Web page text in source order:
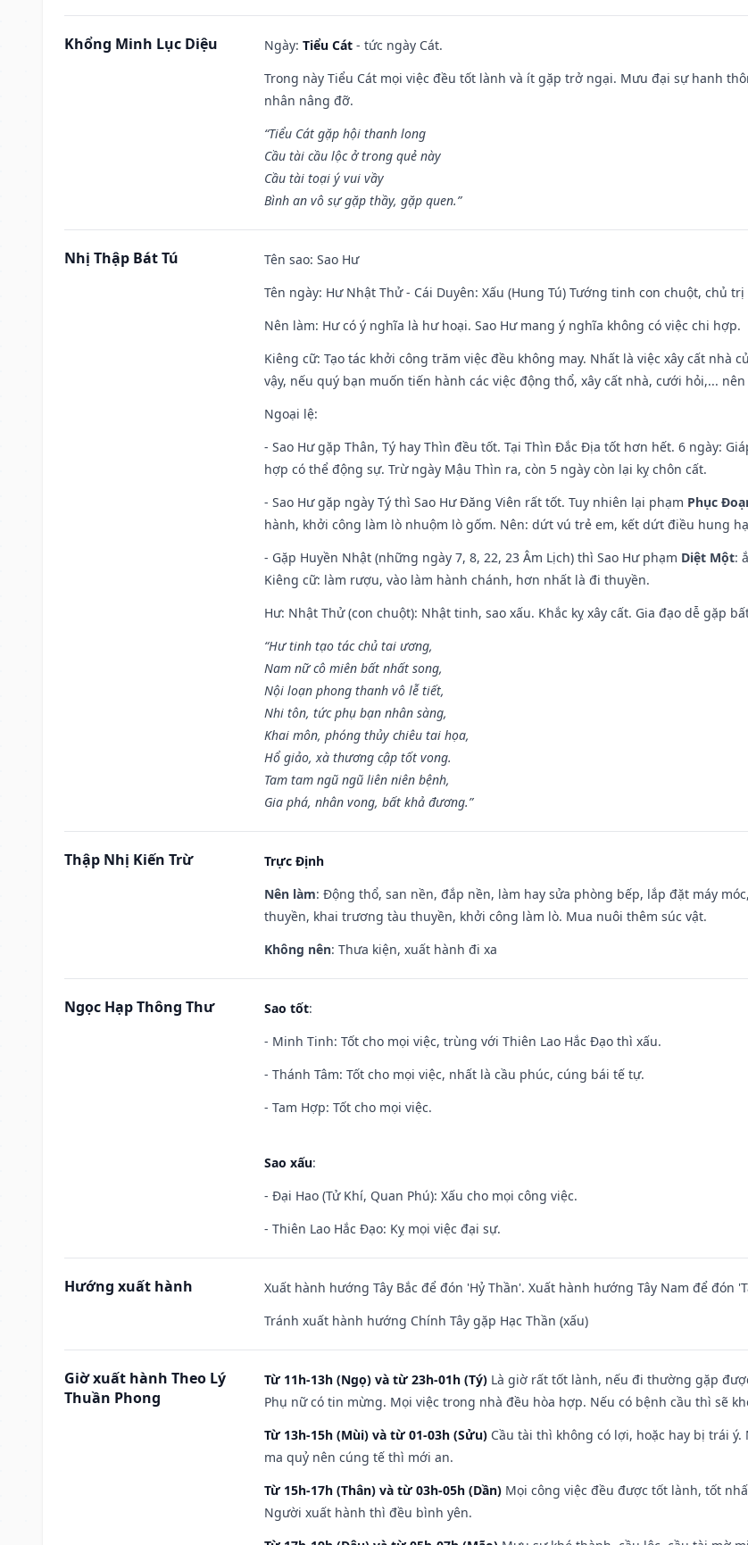
Khổng Minh Lục Diệu Ngày: Tiểu Cát - tức ngày Cát.
Trong này Tiểu Cát mọi việc đều tốt lành và ít gặp trở ngại. Mưu đại sự hanh
nhân nâng đỡ.
“Tiểu Cát gặp hội thanh long
Cầu tài cầu lộc ở trong quẻ này
Cầu tài toại ý vui vầy
Bình an vô sự gặp thầy, gặp quen.”
Nhị Thập Bát Tú Tên sao: Sao Hư
Tên ngày: Hư Nhật Thử - Cái Duyên: Xấu (Hung Tú) Tướng tinh con chuột, chủ
Nên làm: Hư có ý nghĩa là hư hoại. Sao Hư mang ý nghĩa không có việc chi hợp.
Kiêng cữ: Tạo tác khởi công trăm việc đều không may. Nhất là việc xây cất nhà
vậy, nếu quý bạn muốn tiến hành các việc động thổ, xây cất nhà, cưới hỏi,...
Ngoại lệ:
- Sao Hư gặp Thân, Tý hay Thìn đều tốt. Tại Thìn Đắc Địa tốt hơn hết. 6 ngày:
hợp có thể động sự. Trừ ngày Mậu Thìn ra, còn 5 ngày còn lại kỵ chôn cất.
- Sao Hư gặp ngày Tý thì Sao Hư Đăng Viên rất tốt. Tuy nhiên lại phạm Phục
hành, khởi công làm lò nhuộm lò gốm. Nên: dứt vú trẻ em, kết dứt điều hung
- Gặp Huyền Nhật (những ngày 7, 8, 22, 23 Âm Lịch) thì Sao Hư phạm Diệt Một:
Kiêng cữ: làm rượu, vào làm hành chánh, hơn nhất là đi thuyền.
Hư: Nhật Thử (con chuột): Nhật tinh, sao xấu. Khắc kỵ xây cất. Gia đạo dễ gặp
“Hư tinh tạo tác chủ tai ương,
Nam nữ cô miên bất nhất song,
Nội loạn phong thanh vô lễ tiết,
Nhi tôn, tức phụ bạn nhân sàng,
Khai môn, phóng thủy chiêu tai họa,
Hổ giảo, xà thương cập tốt vong.
Tam tam ngũ ngũ liên niên bệnh,
Gia phá, nhân vong, bất khả đương.”
Thập Nhị Kiến Trừ
Trực Định
Nên làm: Động thổ, san nền, đắp nền, làm hay sửa phòng bếp, lắp đặt máy
thuyền, khai trương tàu thuyền, khởi công làm lò. Mua nuôi thêm súc vật.
Không nên: Thưa kiện, xuất hành đi xa
Ngọc Hạp Thông Thư Sao tốt:
- Minh Tinh: Tốt cho mọi việc, trùng với Thiên Lao Hắc Đạo thì xấu.
- Thánh Tâm: Tốt cho mọi việc, nhất là cầu phúc, cúng bái tế tự.
- Tam Hợp: Tốt cho mọi việc.
Sao xấu:
- Đại Hao (Tử Khí, Quan Phú): Xấu cho mọi công việc.
- Thiên Lao Hắc Đạo: Kỵ mọi việc đại sự.
Hướng xuất hành
Xuất hành hướng Tây Bắc để đón 'Hỷ Thần'. Xuất hành hướng Tây Nam để đón
Tránh xuất hành hướng Chính Tây gặp Hạc Thần (xấu)
Giờ xuất hành Theo Lý
Thuần Phong
Từ 11h-13h (Ngọ) và từ 23h-01h (Tý) Là giờ rất tốt lành, nếu đi thường gặp
Phụ nữ có tin mừng. Mọi việc trong nhà đều hòa hợp. Nếu có bệnh cầu thì sẽ
Từ 13h-15h (Mùi) và từ 01-03h (Sửu) Cầu tài thì không có lợi, hoặc hay bị trái
ma quỷ nên cúng tế thì mới an.
Từ 15h-17h (Thân) và từ 03h-05h (Dần) Mọi công việc đều được tốt lành, tốt
Người xuất hành thì đều bình yên.